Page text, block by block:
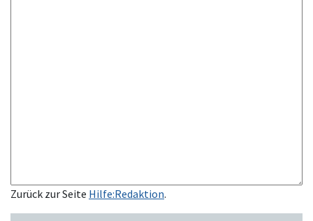
Zurück zur Seite Hilfe:Redaktion.